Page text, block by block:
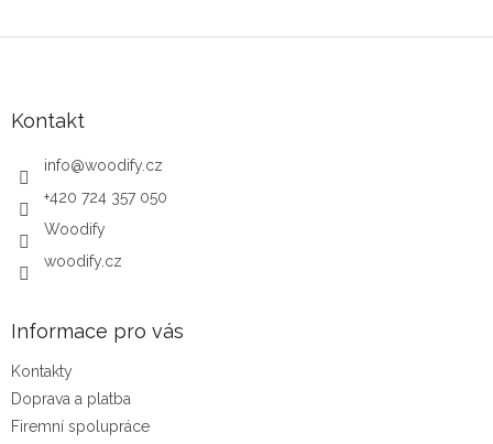
Kontakt
info@woodify.cz
+420 724 357 050
Woodify
woodify.cz
Informace pro vás
Kontakty
Doprava a platba
Firemní spolupráce